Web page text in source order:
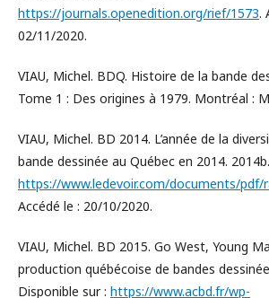
https://journals.openedition.org/rief/1573.
02/11/2020.
VIAU, Michel. BDQ. Histoire de la bande
Tome 1 : Des origines à 1979. Montréal :
VIAU, Michel. BD 2014. L’année de la
bande dessinée au Québec en 2014.
https://www.ledevoir.com/documents/pdf/
Accédé le : 20/10/2020.
VIAU, Michel. BD 2015. Go West, Young
production québécoise de bandes
Disponible sur : https://www.acbd.fr/wp-